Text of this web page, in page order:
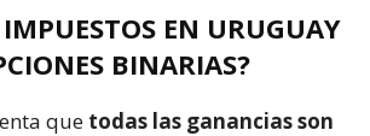
EN URUGUAY
BINARIAS?
que todas las ganancias son